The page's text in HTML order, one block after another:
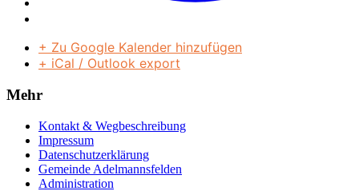
+ Zu Google Kalender hinzufügen
+ iCal / Outlook export
Mehr
Kontakt & Wegbeschreibung
Impressum
Datenschutzerklärung
Gemeinde Adelmannsfelden
Administration